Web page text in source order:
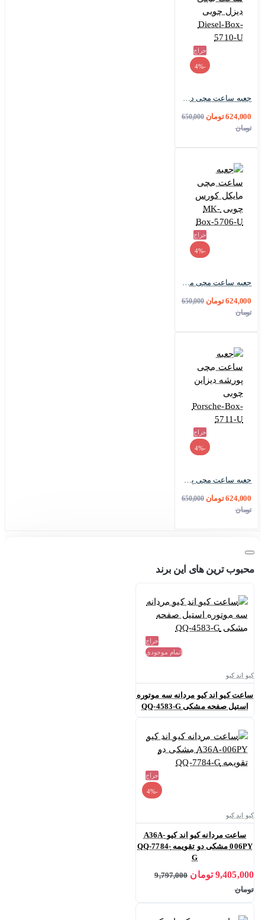
حراج
-4%
جعبه ساعت مچی دیزل چوبی Diesel-Box-5710-U
624,000 تومان
650,000
تومان
حراج
-4%
جعبه ساعت مچی مایکل کورس چوبی MK-Box-5706-U
624,000 تومان
650,000
تومان
حراج
-4%
جعبه ساعت مچی پورشه دیزاین چوبی Porsche-Box-5711-U
624,000 تومان
650,000
تومان
محبوب ترین های این برند
حراج
اتمام موجودی
کیو اند کیو
ساعت کیو اند کیو مردانه سه موتوره
استیل صفحه مشکی QQ-4583-G
حراج
-4%
کیو اند کیو
ساعت مردانه کیو اند کیو A36A-
006PY مشکی دو تقویمه QQ-7784-
G
9,405,000 تومان
9,797,000
تومان